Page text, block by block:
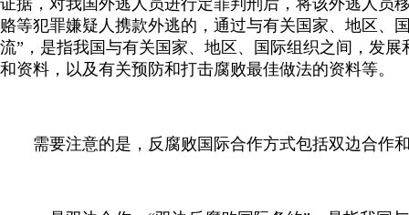
证据，对我国外逃人员进行定罪判刑后，将该外逃人员
赂等犯罪嫌疑人携款外逃的，通过与有关国家、地区、
流”，是指我国与有关国家、地区、国际组织之间，发
和资料，以及有关预防和打击腐败最佳做法的资料等。
需要注意的是，反腐败国际合作方式包括双边合作